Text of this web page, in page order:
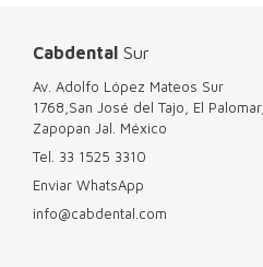
CabdentalSur
Av. Adolfo López Mateos Sur
1768,San José del Tajo, El Palomar,
Zapopan Jal. México
Tel. 33 1525 3310
Enviar WhatsApp
info@cabdental.com